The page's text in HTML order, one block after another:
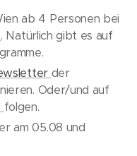
ab 4 Personen bei
. Natürlich gibt es auf
der
Oder/und auf
folgen.
am 05.08 und